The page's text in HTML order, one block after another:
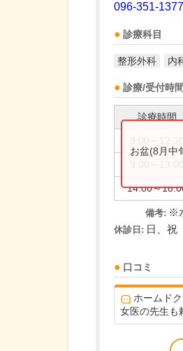
096-351-1377
診療科目
整形外科 内
診療/受付時
診療時間
14:00～
お盆(8月中
備考: ※
休診日: 日、祝
口コミ
ホームド
女医の先生も